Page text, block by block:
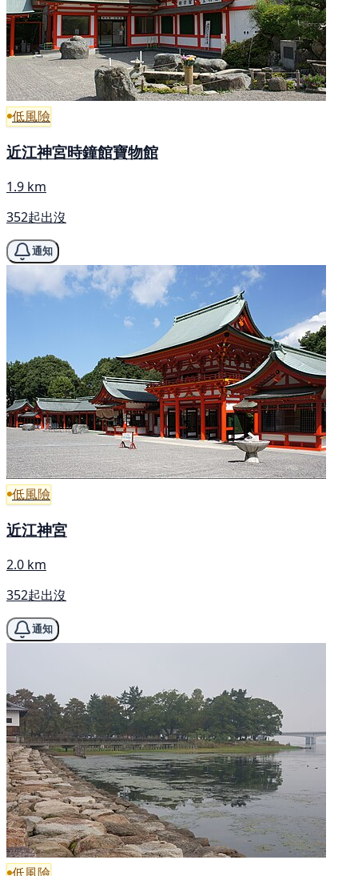
低風險
近江神宮時鐘館寶物館
1.9 km
352起出沒
通知
低風險
近江神宮
2.0 km
352起出沒
通知